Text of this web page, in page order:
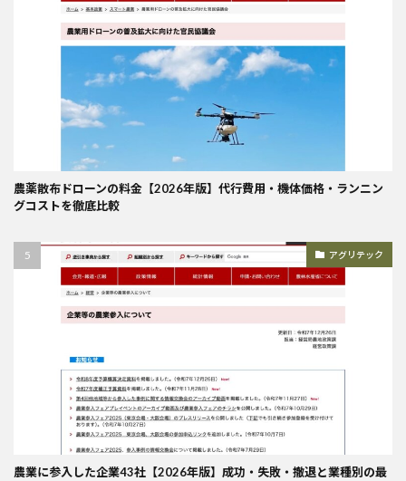
農薬散布ドローンの料金【2026年版】代行費用・機体価格・ランニン
グコストを徹底比較
アグリテック
農業に参入した企業43社【2026年版】成功・失敗・撤退と業種別の最